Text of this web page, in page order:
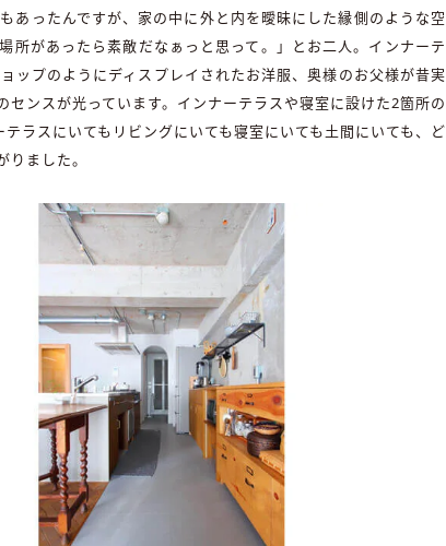
あったんですが、家の中に外と内を曖昧にした縁側のような空
所があったら素敵だなぁっと思って。」とお二人。インナーテ
ップのようにディスプレイされたお洋服、奥様のお父様が昔実
ンスが光っています。インナーテラスや寝室に設けた2箇所の
ラスにいてもリビングにいても寝室にいても土間にいても、ど
ました。